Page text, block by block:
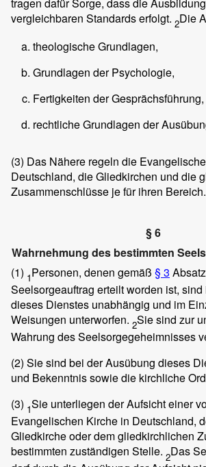
vergleichbaren Standards erfolgt. 2Die
theologische Grundlagen,
Grundlagen der Psychologie,
Fertigkeiten der Gesprächsführung,
rechtliche Grundlagen der
(3) Das Nähere regeln die
Deutschland, die Gliedkirchen und die
Zusammenschlüsse je für ihren Bereich.
§ 6
Wahrnehmung des bestimmten
(1) 1Personen, denen gemäß § 3
Seelsorgeauftrag erteilt worden ist,
dieses Dienstes unabhängig und im
Weisungen unterworfen. 2Sie sind zur
Wahrung des Seelsorgegeheimnisses
(2) Sie sind bei der Ausübung dieses
und Bekenntnis sowie die kirchliche
(3) 1Sie unterliegen der Aufsicht einer
Evangelischen Kirche in Deutschland,
Gliedkirche oder dem gliedkirchlichen
bestimmten zuständigen Stelle. 2Das